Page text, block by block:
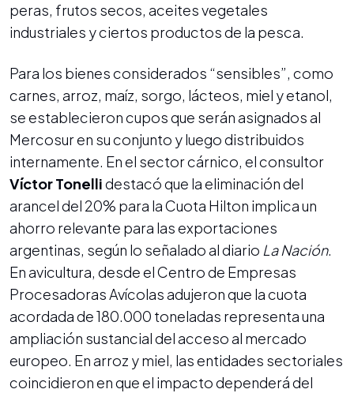
peras, frutos secos, aceites vegetales
industriales y ciertos productos de la pesca.
Para los bienes considerados “sensibles”, como
carnes, arroz, maíz, sorgo, lácteos, miel y etanol,
se establecieron cupos que serán asignados al
Mercosur en su conjunto y luego distribuidos
internamente. En el sector cárnico, el consultor
Víctor Tonellidestacó que la eliminación del
arancel del 20% para la Cuota Hilton implica un
ahorro relevante para las exportaciones
argentinas, según lo señalado al diario La Nación.
En avicultura, desde el Centro de Empresas
Procesadoras Avícolas adujeron que la cuota
acordada de 180.000 toneladas representa una
ampliación sustancial del acceso al mercado
europeo. En arroz y miel, las entidades sectoriales
coincidieron en que el impacto dependerá del